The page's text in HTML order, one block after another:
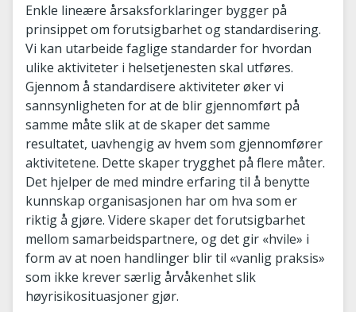
Enkle lineære årsaksforklaringer bygger på
prinsippet om forutsigbarhet og standardisering.
Vi kan utarbeide faglige standarder for hvordan
ulike aktiviteter i helsetjenesten skal utføres.
Gjennom å standardisere aktiviteter øker vi
sannsynligheten for at de blir gjennomført på
samme måte slik at de skaper det samme
resultatet, uavhengig av hvem som gjennomfører
aktivitetene. Dette skaper trygghet på flere måter.
Det hjelper de med mindre erfaring til å benytte
kunnskap organisasjonen har om hva som er
riktig å gjøre. Videre skaper det forutsigbarhet
mellom samarbeidspartnere, og det gir «hvile» i
form av at noen handlinger blir til «vanlig praksis»
som ikke krever særlig årvåkenhet slik
høyrisikosituasjoner gjør.